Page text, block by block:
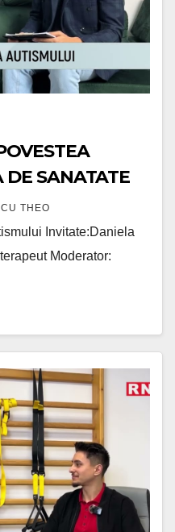
SANATATE
THEO
Invitate:Daniela
Moderator: